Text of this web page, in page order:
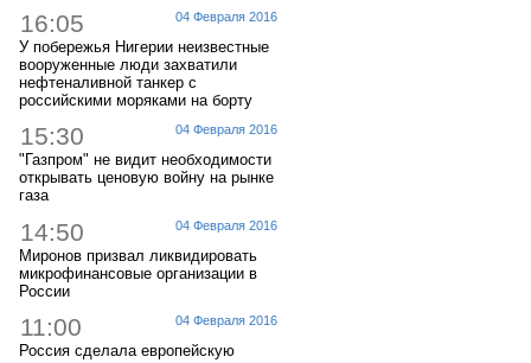
04 Февраля 2016
16:05
У побережья Нигерии неизвестные
вооруженные люди захватили
нефтеналивной танкер с
российскими моряками на борту
04 Февраля 2016
15:30
"Газпром" не видит необходимости
открывать ценовую войну на рынке
газа
04 Февраля 2016
14:50
Миронов призвал ликвидировать
микрофинансовые организации в
России
04 Февраля 2016
11:00
Россия сделала европейскую